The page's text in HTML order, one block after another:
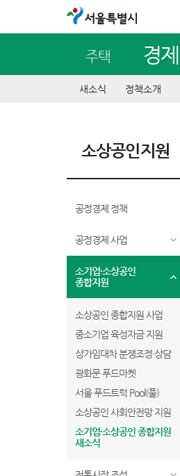
서울특별시
주택 경제
새소식 정책소개
소상공인지원
공정경제 정책
공정경제 사업
소기업∙소상공인
종합지원
소상공인 종합지원 사업
중소기업 육성자금 지원
상가임대차 분쟁조정·상담
광화문 푸드마켓
서울 푸드트럭 Pool(풀)
소상공인 사회안전망 지원
소기업∙소상공인 종합지원
새소식